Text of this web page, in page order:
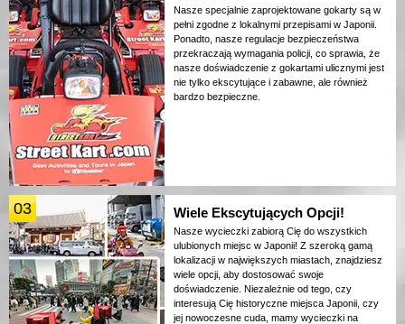
Nasze specjalnie zaprojektowane gokarty są w
pełni zgodne z lokalnymi przepisami w Japonii.
Ponadto, nasze regulacje bezpieczeństwa
przekraczają wymagania policji, co sprawia, że
nasze doświadczenie z gokartami ulicznymi jest
nie tylko ekscytujące i zabawne, ale również
bardzo bezpieczne.
03 Wiele Ekscytujących Opcji!
Nasze wycieczki zabiorą Cię do wszystkich
ulubionych miejsc w Japonii! Z szeroką gamą
lokalizacji w największych miastach, znajdziesz
wiele opcji, aby dostosować swoje
doświadczenie. Niezależnie od tego, czy
interesują Cię historyczne miejsca Japonii, czy
jej nowoczesne cuda, mamy wycieczki na